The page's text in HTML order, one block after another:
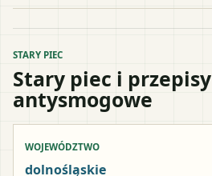
STARY PIEC
Stary piec i przepisy
antysmogowe
WOJEWÓDZTWO
dolnośląskie